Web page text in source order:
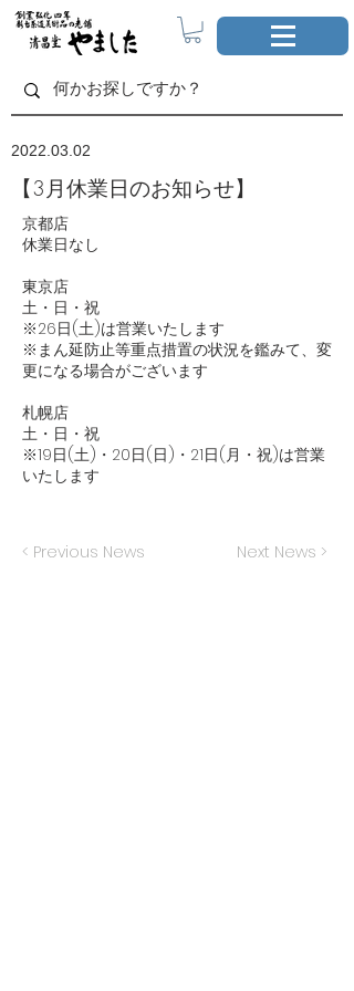
2022.03.02
【3月休業日のお知らせ】
京都店
休業日なし
東京店
土・日・祝
※26日(土)は営業いたします
※まん延防止等重点措置の状況を鑑みて、変
更になる場合がございます
札幌店
土・日・祝
※19日(土)・20日(日)・21日(月・祝)は営業
いたします
< Previous News Next News >